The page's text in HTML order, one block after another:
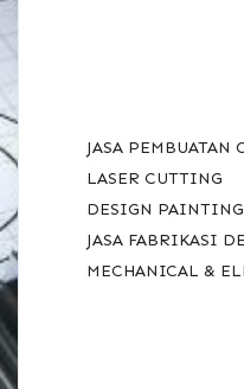
JASA PEMBUATAN
LASER CUTTING
DESIGN
JASA FABRIKASI
MECHANICAL &